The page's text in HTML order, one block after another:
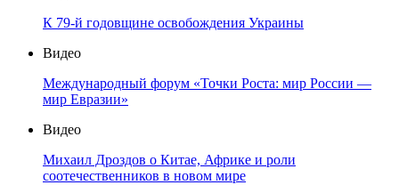
К 79-й годовщине освобождения Украины
Видео
Международный форум «Точки Роста: мир России —
мир Евразии»
Видео
Михаил Дроздов о Китае, Африке и роли
соотечественников в новом мире